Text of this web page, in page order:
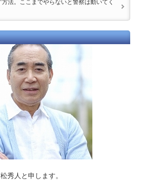
法。ここまでやらないと警察は動いてく
秀人と申します。